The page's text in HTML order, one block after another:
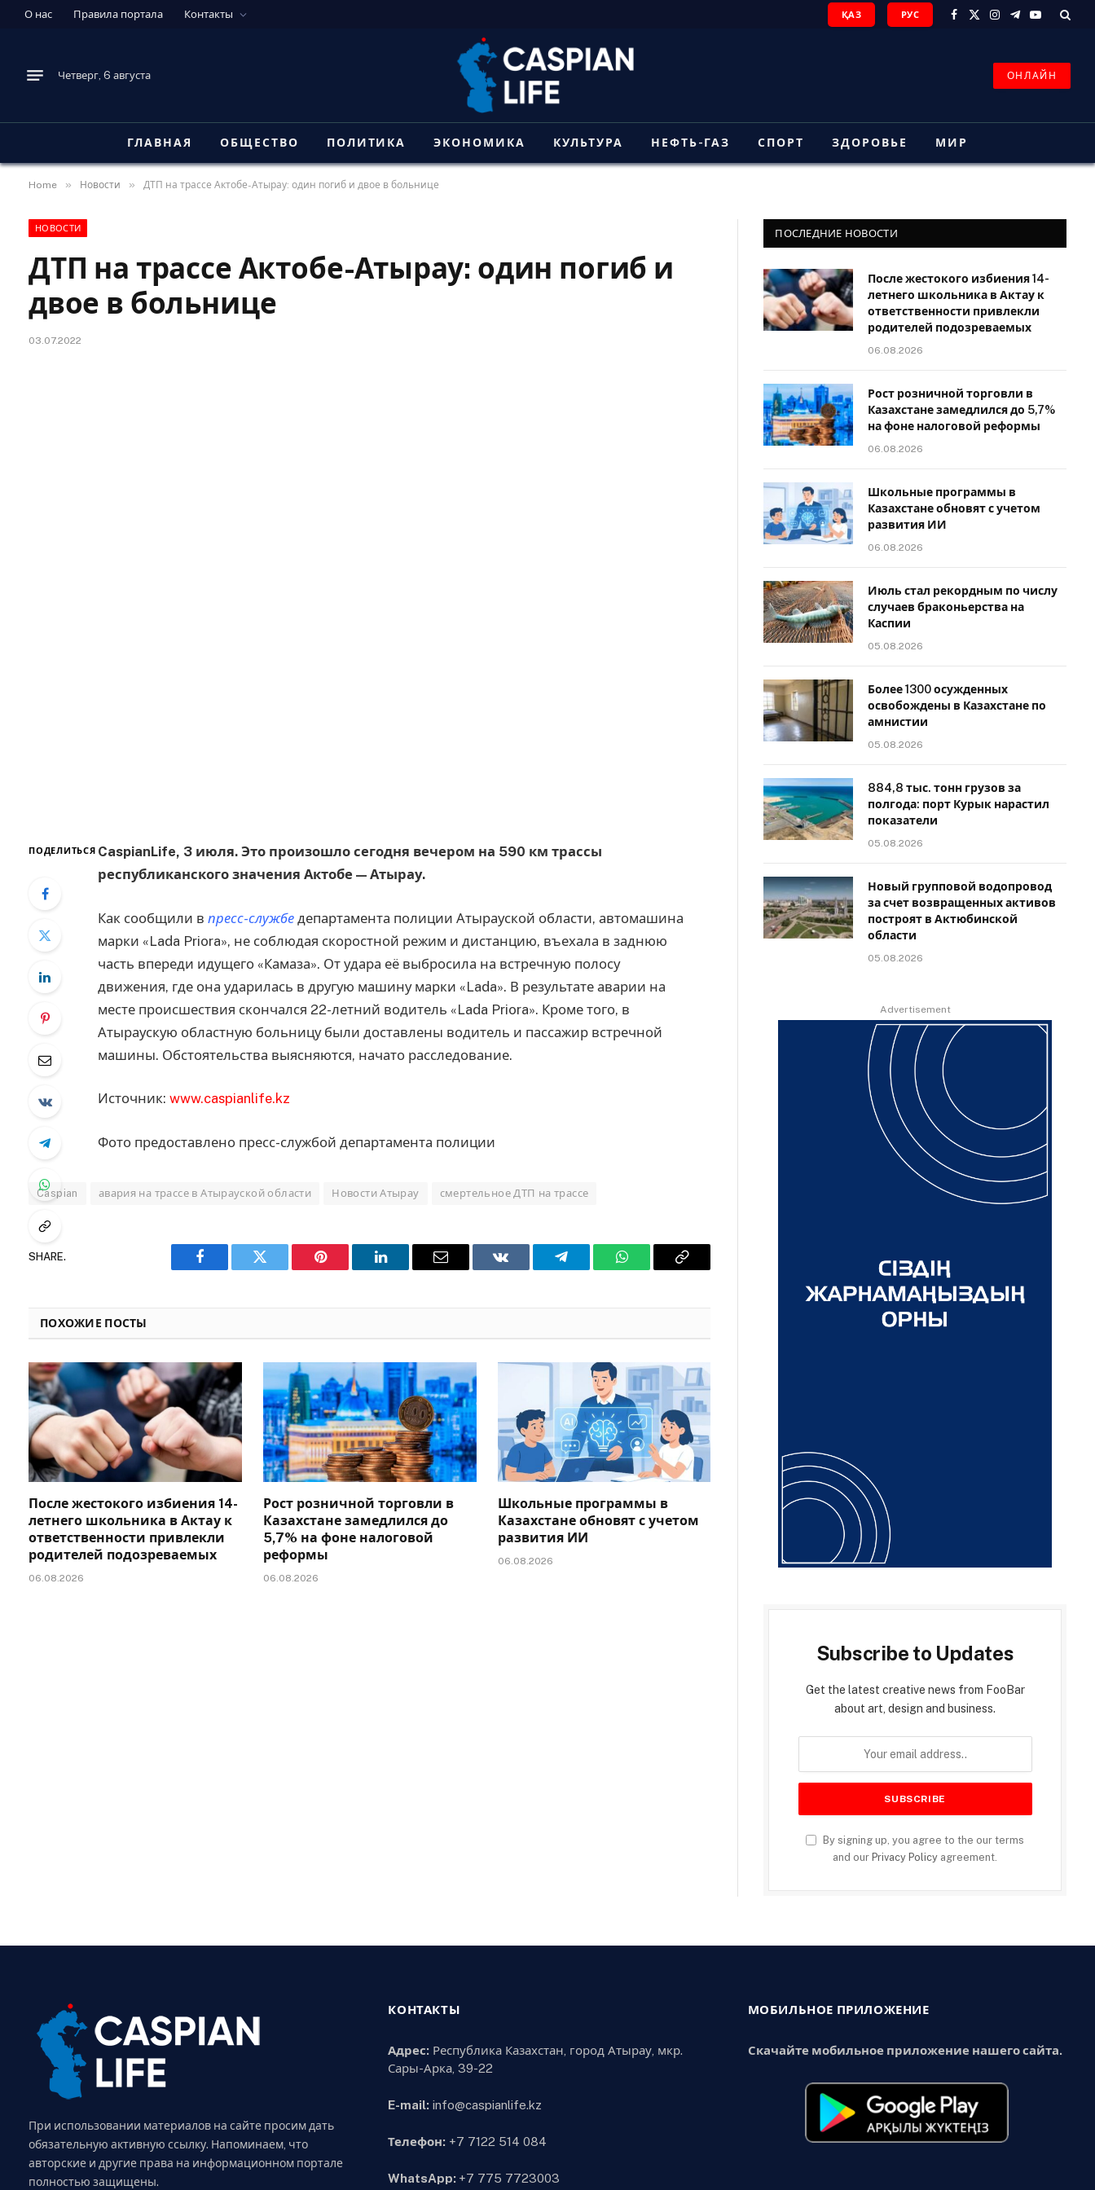
О нас Правила портала Контакты ҚАЗ РУС
Facebook
X
Instagram
Telegram
YouTube
Четверг, 6 августа ОНЛАЙН
ГЛАВНАЯ ОБЩЕСТВО ПОЛИТИКА ЭКОНОМИКА КУЛЬТУРА НЕФТЬ-ГАЗ СПОРТ ЗДОРОВЬЕ МИР
Home » Новости » ДТП на трассе Актобе-Атырау: один погиб и двое в больнице
НОВОСТИ
ДТП на трассе Актобе-Атырау: один погиб и
двое в больнице
03.07.2022
ПОДЕЛИТЬСЯ CaspianLife, 3 июля. Это произошло сегодня вечером на 590 км трассы
республиканского значения Актобе — Атырау.
Как сообщили в пресс-службедепартамента полиции Атырауской области, автомашина
марки «Lada Priora», не соблюдая скоростной режим и дистанцию, въехала в заднюю
часть впереди идущего «Камаза». От удара её выбросила на встречную полосу
движения, где она ударилась в другую машину марки «Lada». В результате аварии на
месте происшествия скончался 22-летний водитель «Lada Priora». Кроме того, в
Атыраускую областную больницу были доставлены водитель и пассажир встречной
машины. Обстоятельства выясняются, начато расследование.
Источник: www.caspianlife.kz
Фото предоставлено пресс-службой департамента полиции
Caspian авария на трассе в Атырауской области Новости Атырау смертельное ДТП на трассе
SHARE.
Facebook Twitter Pinterest LinkedIn Email VKontakteTelegram WhatsAppCopy
ПОХОЖИЕ ПОСТЫ
После жестокого избиения 14-
летнего школьника в Актау к
ответственности привлекли
родителей подозреваемых
06.08.2026
Рост розничной торговли в
Казахстане замедлился до
5,7% на фоне налоговой
реформы
06.08.2026
Школьные программы в
Казахстане обновят с учетом
развития ИИ
06.08.2026
ПОСЛЕДНИЕ НОВОСТИ
После жестокого избиения 14-
летнего школьника в Актау к
ответственности привлекли
родителей подозреваемых
06.08.2026
Рост розничной торговли в
Казахстане замедлился до 5,7%
на фоне налоговой реформы
06.08.2026
Школьные программы в
Казахстане обновят с учетом
развития ИИ
06.08.2026
Июль стал рекордным по числу
случаев браконьерства на
Каспии
05.08.2026
Более 1300 осужденных
освобождены в Казахстане по
амнистии
05.08.2026
884,8 тыс. тонн грузов за
полгода: порт Курык нарастил
показатели
05.08.2026
Новый групповой водопровод
за счет возвращенных активов
построят в Актюбинской
области
05.08.2026
Advertisement
Subscribe to Updates
Get the latest creative news from FooBar
about art, design and business.
By signing up, you agree to the our terms
and our Privacy Policy agreement.
При использовании материалов на сайте просим дать
обязательную активную ссылку. Напоминаем, что
авторские и другие права на информационном портале
полностью защищены.
КОНТАКТЫ
Адрес: Республика Казахстан, город Атырау, мкр.
Сары-Арка, 39-22
E-mail: info@caspianlife.kz
Телефон: +7 7122 514 084
WhatsApp: +7 775 7723003
МОБИЛЬНОЕ ПРИЛОЖЕНИЕ
Скачайте мобильное приложение нашего сайта.